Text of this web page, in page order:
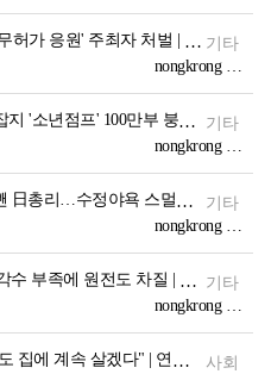
中경찰, 팬 1천여명 모인 '아이돌 무허가 응원' 주최자 처벌 | 연합뉴스 기타
nongkrong
635만부까지 찍었는데…日 만화잡지 '소년점프' 100만부 붕괴 | 연합뉴스
기타
nongkrong
'비핵3원칙 견지' 미래지향 슬쩍 뺀 日총리…수정야욕 스멀스멀 | 연합뉴스
기타
nongkrong
유럽 폭염·가뭄에 전력 제한…냉각수 부족에 원전도 차질 | 연합뉴스 기타
nongkrong
재가 장기요양 수급자 70% "아파도 집에 계속 살겠다" | 연합뉴스
사회